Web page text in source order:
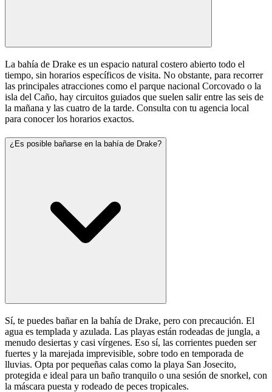
La bahía de Drake es un espacio natural costero abierto todo el
tiempo, sin horarios específicos de visita. No obstante, para recorrer
las principales atracciones como el parque nacional Corcovado o la
isla del Caño, hay circuitos guiados que suelen salir entre las seis de
la mañana y las cuatro de la tarde. Consulta con tu agencia local
para conocer los horarios exactos.
¿Es posible bañarse en la bahía de Drake?
Sí, te puedes bañar en la bahía de Drake, pero con precaución. El
agua es templada y azulada. Las playas están rodeadas de jungla, a
menudo desiertas y casi vírgenes. Eso sí, las corrientes pueden ser
fuertes y la marejada imprevisible, sobre todo en temporada de
lluvias. Opta por pequeñas calas como la playa San Josecito,
protegida e ideal para un baño tranquilo o una sesión de snorkel, con
la máscara puesta y rodeado de peces tropicales.